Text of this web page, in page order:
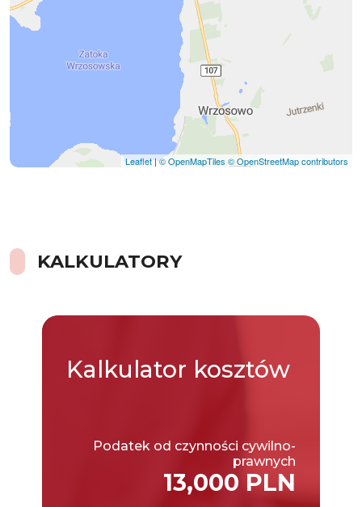
Leaflet|© OpenMapTiles © OpenStreetMap contributors
KALKULATORY
Kalkulator kosztów
Podatek od czynności cywilno-
prawnych
13,000 PLN